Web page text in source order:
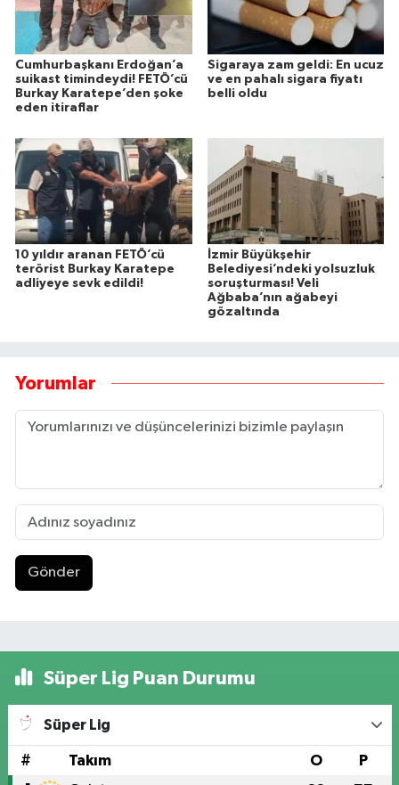
Cumhurbaşkanı Erdoğan’a
suikast timindeydi! FETÖ’cü
Burkay Karatepe’den şoke
eden itiraflar
Sigaraya zam geldi: En ucuz
ve en pahalı sigara fiyatı
belli oldu
10 yıldır aranan FETÖ’cü
terörist Burkay Karatepe
adliyeye sevk edildi!
İzmir Büyükşehir
Belediyesi’ndeki yolsuzluk
soruşturması! Veli
Ağbaba’nın ağabeyi
gözaltında
Yorumlar
Gönder
Süper Lig Puan Durumu
Süper Lig
# Takım O P